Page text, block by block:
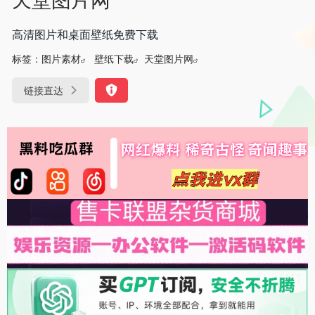
高清图片和桌面壁纸免费下载
标签： 图片素材 壁纸下载 天堂图片网
链接直达